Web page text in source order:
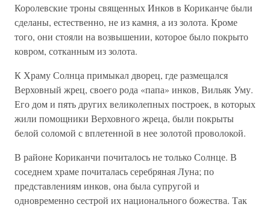
Королевские троны священных Инков в Кориканче были
сделаны, естественно, не из камня, а из золота. Кроме
того, они стояли на возвышении, которое было покрыто
ковром, сотканным из золота.
К Храму Солнца примыкал дворец, где размещался
Верховный жрец, своего рода «папа» инков, Вильяк Уму.
Его дом и пять других великолепных построек, в которых
жили помощники Верховного жреца, были покрыты
белой соломой с вплетенной в нее золотой проволокой.
В районе Кориканчи почиталось не только Солнце. В
соседнем храме почиталась серебряная Луна; по
представлениям инков, она была супругой и
одновременно сестрой их национального божества. Так